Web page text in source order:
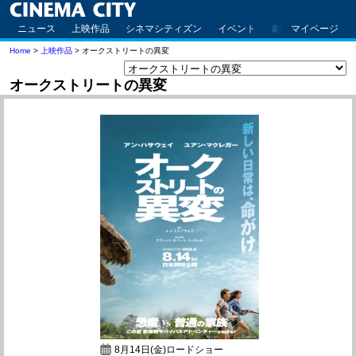
ニュース 上映作品 シネマシティズン イベント 劇場案内 アク
マイページ
Home > 上映作品 > オークストリートの異変
オークストリートの異変
8月14日(金)ロードショー